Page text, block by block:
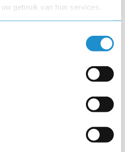
gebruik van hun services.
er omheen.
erin de Amerikaanse verkiezingen
overwaait naar Europa. Mijn
– in een handomdraai te
veel prominentere rol zullen